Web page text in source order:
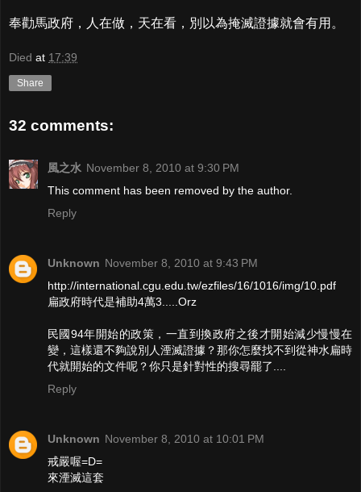
奉勸馬政府，人在做，天在看，別以為掩滅證據就會有用。
Died at 17:39
Share
32 comments:
風之水 November 8, 2010 at 9:30 PM
This comment has been removed by the author.
Reply
Unknown November 8, 2010 at 9:43 PM
http://international.cgu.edu.tw/ezfiles/16/1016/img/10.pdf
扁政府時代是補助4萬3.....Orz
民國94年開始的政策，一直到換政府之後才開始減少慢慢在
變，這樣還不夠說別人湮滅證據？那你怎麼找不到從神水扁時
代就開始的文件呢？你只是針對性的搜尋罷了....
Reply
Unknown November 8, 2010 at 10:01 PM
戒嚴喔=D=
來湮滅這套